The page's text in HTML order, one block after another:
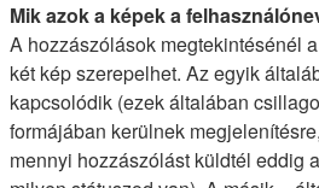
Mik azok a képek a
A hozzászólások megtekintésénél
két kép szerepelhet. Az egyik
kapcsolódik (ezek általában
formájában kerülnek
mennyi hozzászólást küldtél eddig